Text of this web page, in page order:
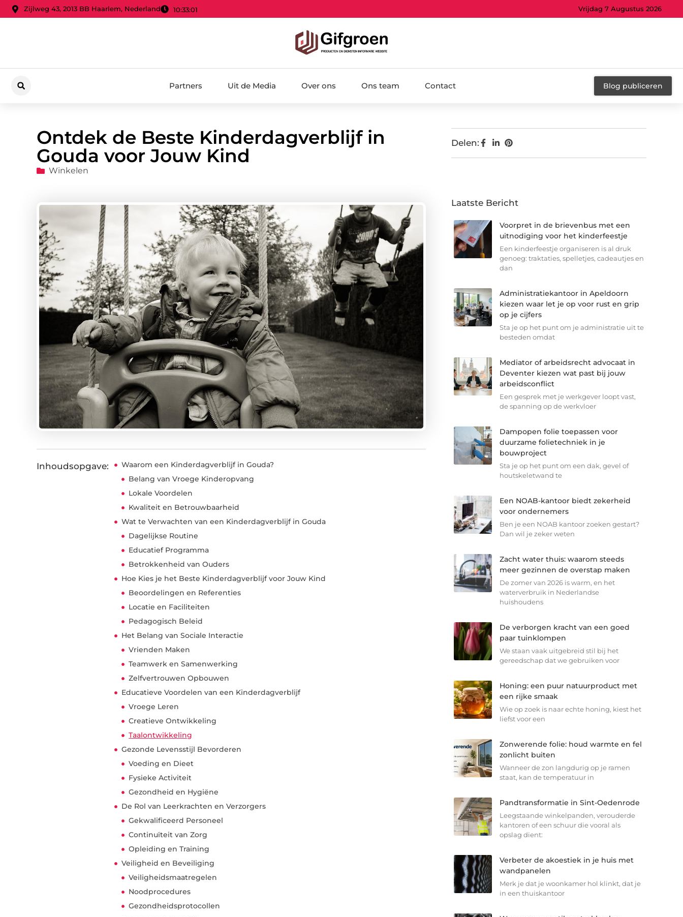
Zijlweg 43, 2013 BB Haarlem, Nederland 10:33:02 Vrijdag 7 Augustus 2026
Partners Uit de Media Over ons Ons team Contact Blog publiceren
Ontdek de Beste Kinderdagverblijf in
Gouda voor Jouw Kind
Winkelen
Inhoudsopgave:
Waarom een Kinderdagverblijf in Gouda?
Belang van Vroege Kinderopvang
Lokale Voordelen
Kwaliteit en Betrouwbaarheid
Wat te Verwachten van een Kinderdagverblijf in Gouda
Dagelijkse Routine
Educatief Programma
Betrokkenheid van Ouders
Hoe Kies je het Beste Kinderdagverblijf voor Jouw Kind
Beoordelingen en Referenties
Locatie en Faciliteiten
Pedagogisch Beleid
Het Belang van Sociale Interactie
Vrienden Maken
Teamwerk en Samenwerking
Zelfvertrouwen Opbouwen
Educatieve Voordelen van een Kinderdagverblijf
Vroege Leren
Creatieve Ontwikkeling
Taalontwikkeling
Gezonde Levensstijl Bevorderen
Voeding en Dieet
Fysieke Activiteit
Gezondheid en Hygiëne
De Rol van Leerkrachten en Verzorgers
Gekwalificeerd Personeel
Continuïteit van Zorg
Opleiding en Training
Veiligheid en Beveiliging
Veiligheidsmaatregelen
Noodprocedures
Gezondheidsprotocollen
Delen:
Laatste Bericht
Voorpret in de brievenbus met een
uitnodiging voor het kinderfeestje
Een kinderfeestje organiseren is al druk
genoeg: traktaties, spelletjes, cadeautjes en
dan
Administratiekantoor in Apeldoorn
kiezen waar let je op voor rust en grip
op je cijfers
Sta je op het punt om je administratie uit te
besteden omdat
Mediator of arbeidsrecht advocaat in
Deventer kiezen wat past bij jouw
arbeidsconflict
Een gesprek met je werkgever loopt vast,
de spanning op de werkvloer
Dampopen folie toepassen voor
duurzame folietechniek in je
bouwproject
Sta je op het punt om een dak, gevel of
houtskeletwand te
Een NOAB-kantoor biedt zekerheid
voor ondernemers
Ben je een NOAB kantoor zoeken gestart?
Dan wil je zeker weten
Zacht water thuis: waarom steeds
meer gezinnen de overstap maken
De zomer van 2026 is warm, en het
waterverbruik in Nederlandse
huishoudens
De verborgen kracht van een goed
paar tuinklompen
We staan vaak uitgebreid stil bij het
gereedschap dat we gebruiken voor
Honing: een puur natuurproduct met
een rijke smaak
Wie op zoek is naar echte honing, kiest het
liefst voor een
Zonwerende folie: houd warmte en fel
zonlicht buiten
Wanneer de zon langdurig op je ramen
staat, kan de temperatuur in
Pandtransformatie in Sint-Oedenrode
Leegstaande winkelpanden, verouderde
kantoren of een schuur die vooral als
opslag dient:
Verbeter de akoestiek in je huis met
wandpanelen
Merk je dat je woonkamer hol klinkt, dat je
in een thuiskantoor